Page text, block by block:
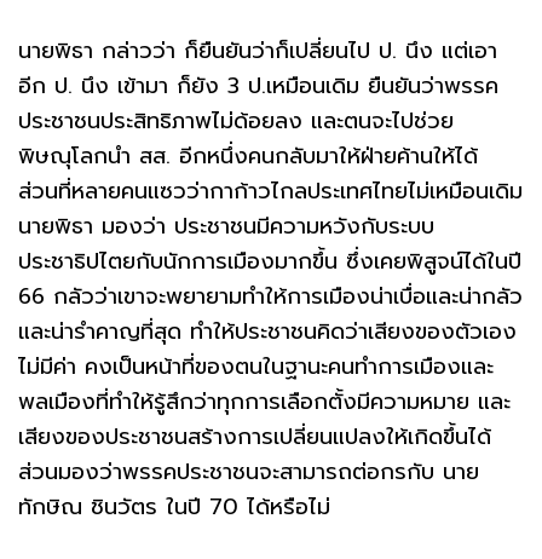
นายพิธา กล่าวว่า ก็ยืนยันว่าก็เปลี่ยนไป ป. นึง แต่เอา
อีก ป. นึง เข้ามา ก็ยัง 3 ป.เหมือนเดิม ยืนยันว่าพรรค
ประชาชนประสิทธิภาพไม่ด้อยลง และตนจะไปช่วย
พิษณุโลกนำ สส. อีกหนึ่งคนกลับมาให้ฝ่ายค้านให้ได้
ส่วนที่หลายคนแซวว่ากาก้าวไกลประเทศไทยไม่เหมือนเดิม
นายพิธา มองว่า ประชาชนมีความหวังกับระบบ
ประชาธิปไตยกับนักการเมืองมากขึ้น ซึ่งเคยพิสูจน์ได้ในปี
66 กลัวว่าเขาจะพยายามทำให้การเมืองน่าเบื่อและน่ากลัว
และน่ารำคาญที่สุด ทำให้ประชาชนคิดว่าเสียงของตัวเอง
ไม่มีค่า คงเป็นหน้าที่ของตนในฐานะคนทำการเมืองและ
พลเมืองที่ทำให้รู้สึกว่าทุกการเลือกตั้งมีความหมาย และ
เสียงของประชาชนสร้างการเปลี่ยนแปลงให้เกิดขึ้นได้
ส่วนมองว่าพรรคประชาชนจะสามารถต่อกรกับ นาย
ทักษิณ ชินวัตร ในปี 70 ได้หรือไม่